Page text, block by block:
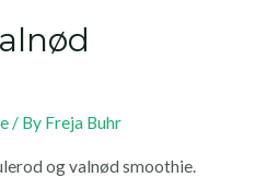
/ By Freja Buhr
og valnød smoothie.